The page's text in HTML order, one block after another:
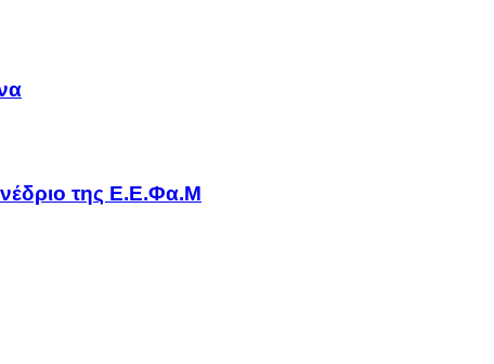
της Ε.Ε.Φα.Μ